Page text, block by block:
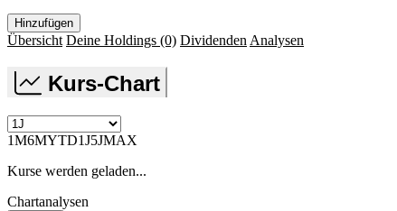
Hinzufügen
Übersicht Deine Holdings (0) Dividenden Analysen
Kurs-Chart
1M6MYTD1J5JMAX
Kurse werden geladen...
Chartanalysen